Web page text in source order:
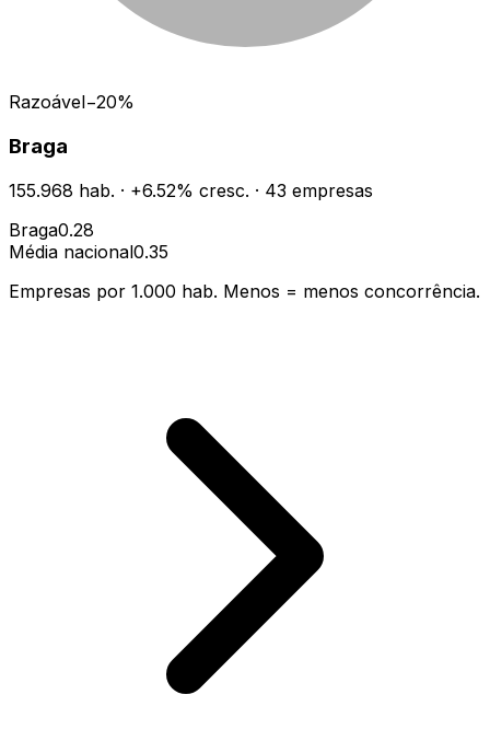
Razoável−20%
Braga
155.968 hab. · +6.52% cresc. · 43 empresas
Braga0.28
Média nacional0.35
Empresas por 1.000 hab. Menos = menos concorrência.